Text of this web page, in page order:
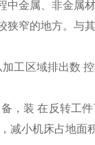
中金属、非金属
窄的地方。与
工区域排出数
，装 在反转工
减小机床占地面